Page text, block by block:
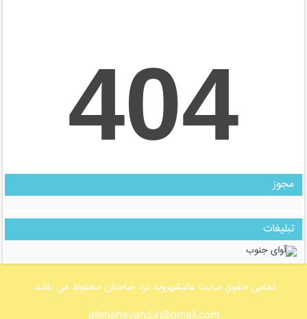
مجوز
تبلیغات
تمامی حقوق سایت عالیشهروند نزد صاحبان محفوظ می باشد.